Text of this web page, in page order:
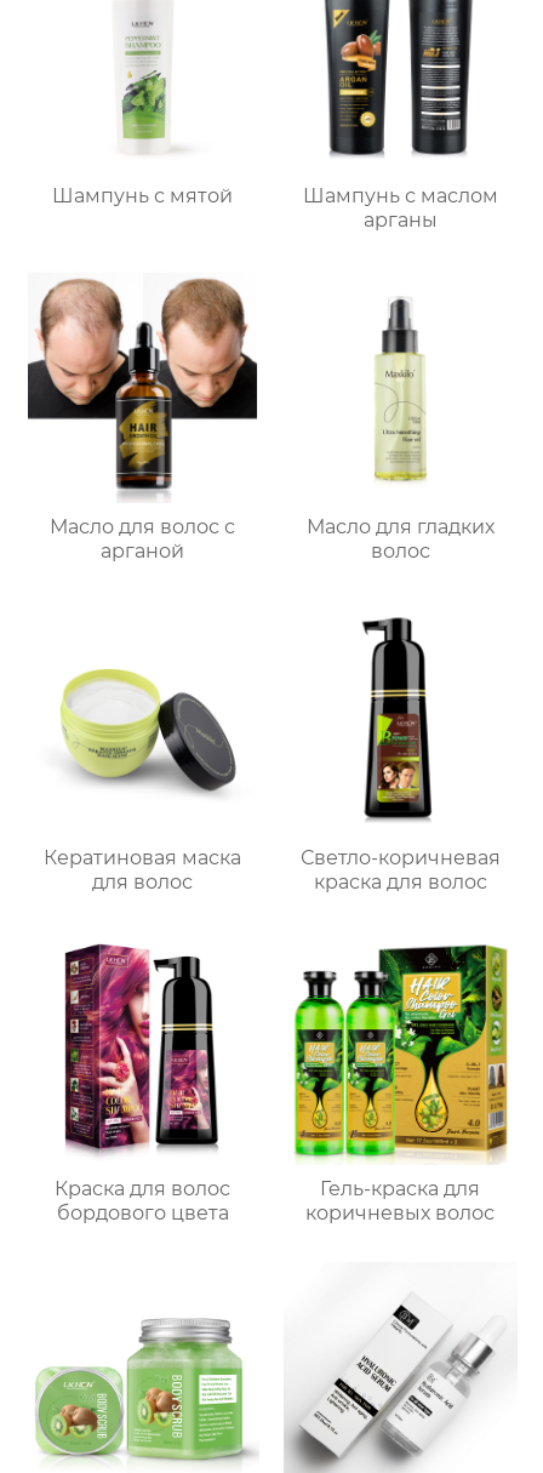
Шампунь с мятой
Шампунь с маслом
арганы
Масло для волос с
арганой
Масло для гладких
волос
Кератиновая маска
для волос
Светло-коричневая
краска для волос
Краска для волос
бордового цвета
Гель-краска для
коричневых волос